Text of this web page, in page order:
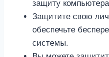
защиту
Защитите свою
обеспечьте
системы.